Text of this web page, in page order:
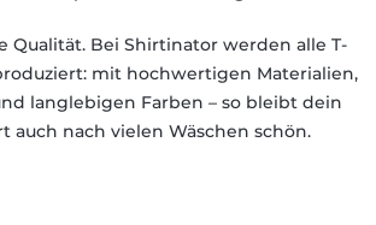
Qualität. Bei Shirtinator werden alle T-
mit hochwertigen Materialien,
langlebigen Farben – so bleibt dein
auch nach vielen Wäschen schön.